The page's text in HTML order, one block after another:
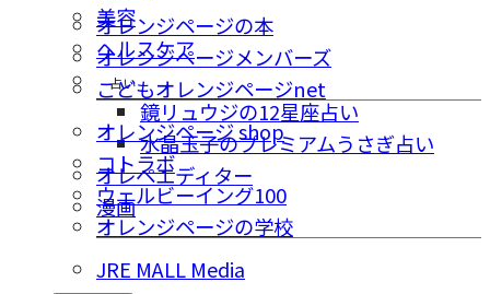
美容
ヘルスケア
占い
鏡リュウジの12星座占い
水晶玉子のプレミアムうさぎ占い
オレペエディター
漫画
オレンジページの本
オレンジページメンバーズ
こどもオレンジページnet
オレンジページ shop
コトラボ
ウェルビーイング100
オレンジページの学校
JRE MALL Media